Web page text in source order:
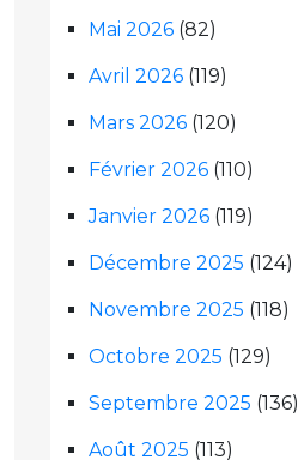
Mai 2026 (82)
Avril 2026 (119)
Mars 2026 (120)
Février 2026 (110)
Janvier 2026 (119)
Décembre 2025 (124)
Novembre 2025 (118)
Octobre 2025 (129)
Septembre 2025 (136)
Août 2025 (113)